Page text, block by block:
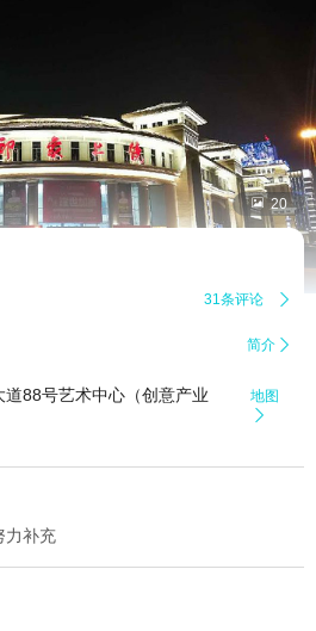
 20
31条评论 
简介 
88号艺术中心（创意产业
地图

力补充